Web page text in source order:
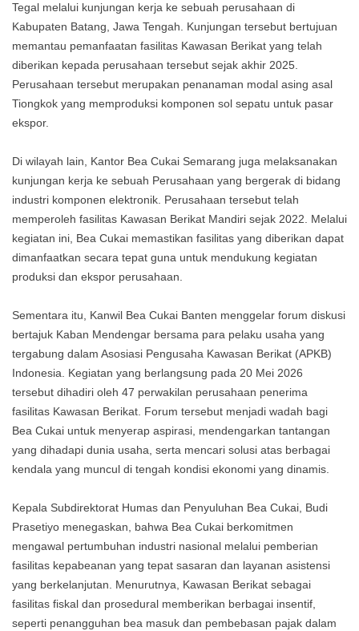
Tegal melalui kunjungan kerja ke sebuah perusahaan di
Kabupaten Batang, Jawa Tengah. Kunjungan tersebut bertujuan
memantau pemanfaatan fasilitas Kawasan Berikat yang telah
diberikan kepada perusahaan tersebut sejak akhir 2025.
Perusahaan tersebut merupakan penanaman modal asing asal
Tiongkok yang memproduksi komponen sol sepatu untuk pasar
ekspor.
Di wilayah lain, Kantor Bea Cukai Semarang juga melaksanakan
kunjungan kerja ke sebuah Perusahaan yang bergerak di bidang
industri komponen elektronik. Perusahaan tersebut telah
memperoleh fasilitas Kawasan Berikat Mandiri sejak 2022. Melalui
kegiatan ini, Bea Cukai memastikan fasilitas yang diberikan dapat
dimanfaatkan secara tepat guna untuk mendukung kegiatan
produksi dan ekspor perusahaan.
Sementara itu, Kanwil Bea Cukai Banten menggelar forum diskusi
bertajuk Kaban Mendengar bersama para pelaku usaha yang
tergabung dalam Asosiasi Pengusaha Kawasan Berikat (APKB)
Indonesia. Kegiatan yang berlangsung pada 20 Mei 2026
tersebut dihadiri oleh 47 perwakilan perusahaan penerima
fasilitas Kawasan Berikat. Forum tersebut menjadi wadah bagi
Bea Cukai untuk menyerap aspirasi, mendengarkan tantangan
yang dihadapi dunia usaha, serta mencari solusi atas berbagai
kendala yang muncul di tengah kondisi ekonomi yang dinamis.
Kepala Subdirektorat Humas dan Penyuluhan Bea Cukai, Budi
Prasetiyo menegaskan, bahwa Bea Cukai berkomitmen
mengawal pertumbuhan industri nasional melalui pemberian
fasilitas kepabeanan yang tepat sasaran dan layanan asistensi
yang berkelanjutan. Menurutnya, Kawasan Berikat sebagai
fasilitas fiskal dan prosedural memberikan berbagai insentif,
seperti penangguhan bea masuk dan pembebasan pajak dalam